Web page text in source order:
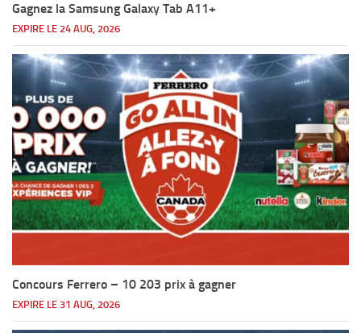
Gagnez la Samsung Galaxy Tab A11+
EXPIRE LE 24 AUG, 2026
Concours Ferrero – 10 203 prix à gagner
EXPIRE LE 31 AUG, 2026